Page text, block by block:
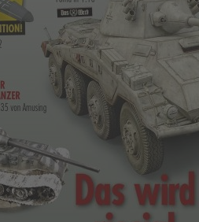
springen
16/2026